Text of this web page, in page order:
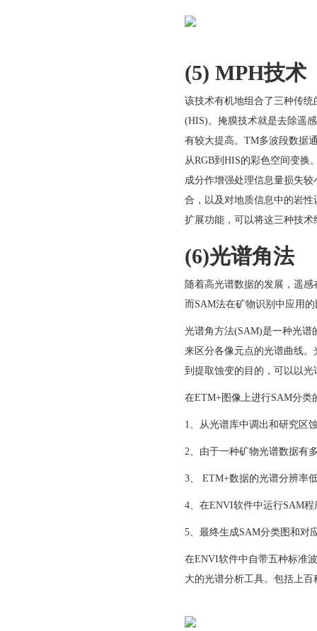
(5) MPH技术
该技术有机地组合了三种传
(HIS)。掩膜技术就是去除遥
有较大提高。TM多波段数据
从RGB到HIS的彩色空间变换
成分作增强处理信息量损失
合，以及对地质信息中的岩
扩展功能，可以将这三种技
(6)光谱角法
随着高光谱数据的发展，遥
而SAM法在矿物识别中应用
光谱角方法(SAM)是一种光谱
来区分各像元点的光谱曲线
到提取蚀变的目的，可以以
在ETM+图像上进行SAM分类
1、从光谱库中调出和研究区
2、由于一种矿物光谱数据有
3、 ETM+数据的光谱分辨率
4、在ENVI软件中运行SAM
5、最终生成SAM分类图和对
在ENVI软件中自带五种标准
大的光谱分析工具。包括上